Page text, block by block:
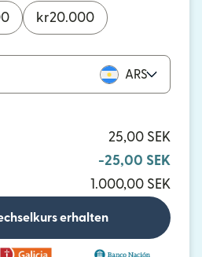
kr20.000
ARS
25,00 SEK
-25,00 SEK
1.000,00 SEK
erhalten